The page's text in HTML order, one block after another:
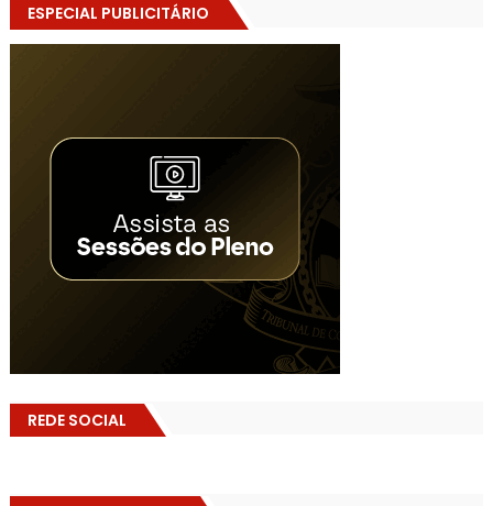
ESPECIAL PUBLICITÁRIO
REDE SOCIAL